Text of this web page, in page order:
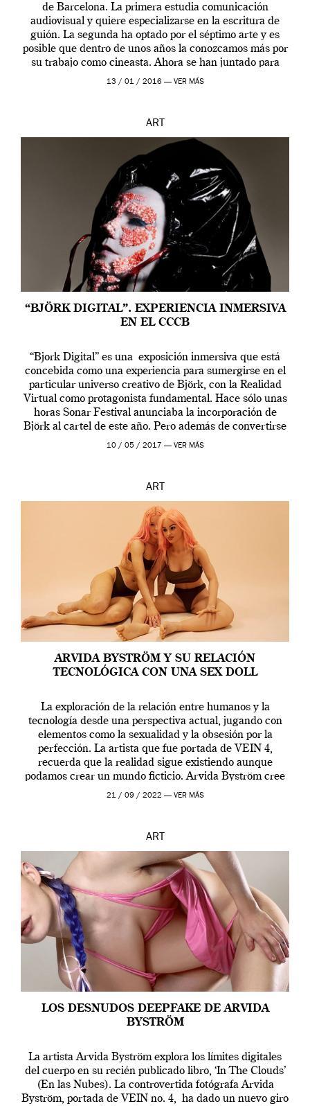
de Barcelona. La primera estudia comunicación
audiovisual y quiere especializarse en la escritura de
guión. La segunda ha optado por el séptimo arte y es
posible que dentro de unos años la conozcamos más por
su trabajo como cineasta. Ahora se han juntado para
contarnos una […]
13 / 01 / 2016 — VER MÁS
ART
“BJÖRK DIGITAL”. EXPERIENCIA INMERSIVA
EN EL CCCB
“Bjork Digital” es una exposición inmersiva que está
concebida como una experiencia para sumergirse en el
particular universo creativo de Björk, con la Realidad
Virtual como protagonista fundamental. Hace sólo unas
horas Sonar Festival anunciaba la incorporación de
Björk al cartel de este año. Pero además de convertirse
en una de las actuaciones más relevantes […]
10 / 05 / 2017 — VER MÁS
ART
ARVIDA BYSTRÖM Y SU RELACIÓN
TECNOLÓGICA CON UNA SEX DOLL
La exploración de la relación entre humanos y la
tecnología desde una perspectiva actual, jugando con
elementos como la sexualidad y la obsesión por la
perfección. La artista que fue portada de VEIN 4,
recuerda que la realidad sigue existiendo aunque
podamos crear un mundo ficticio. Arvida Byström cree
que los humanos tienen un complejo […]
21 / 09 / 2022 — VER MÁS
ART
LOS DESNUDOS DEEPFAKE DE ARVIDA
BYSTRÖM
La artista Arvida Byström explora los límites digitales
del cuerpo en su recién publicado libro, ‘In The Clouds’
(En las Nubes). La controvertida fotógrafa Arvida
Byström, portada de VEIN no. 4, ha dado un nuevo giro